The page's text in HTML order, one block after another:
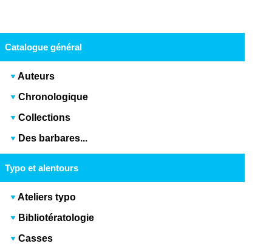
Catalogue général
Auteurs
Chronologique
Collections
Des barbares...
Typo et alentours
Ateliers typo
Bibliotératologie
Casses